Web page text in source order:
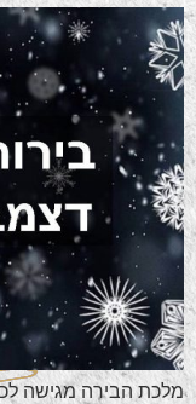
מלכת הבירה מגישה